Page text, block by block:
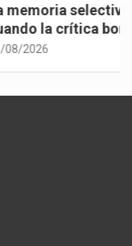
los políticos,
historia